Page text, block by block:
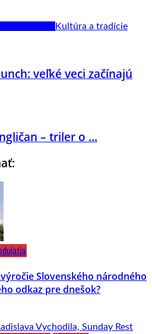
Kultúra a tradície
veľké veci začínajú
– triler o ...
Slovenského národného
odkaz pre dnešok?